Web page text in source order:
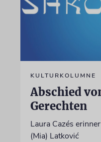
KULTURKOLUMNE
Abschied
Gerechten
Laura Cazés
(Mia) Latković